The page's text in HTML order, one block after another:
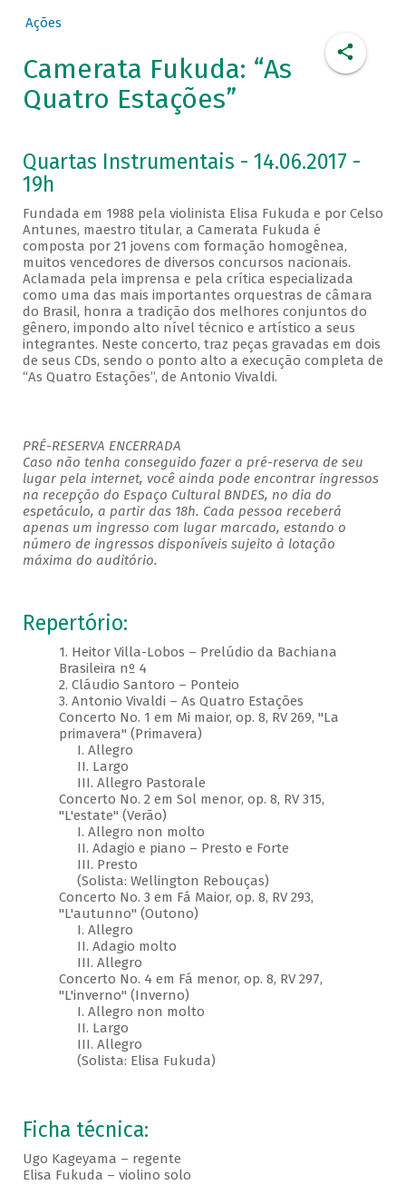
Ações
Camerata Fukuda: “As
Quatro Estações”
Quartas Instrumentais - 14.06.2017 -
19h
Fundada em 1988 pela violinista Elisa Fukuda e por Celso
Antunes, maestro titular, a Camerata Fukuda é
composta por 21 jovens com formação homogênea,
muitos vencedores de diversos concursos nacionais.
Aclamada pela imprensa e pela crítica especializada
como uma das mais importantes orquestras de câmara
do Brasil, honra a tradição dos melhores conjuntos do
gênero, impondo alto nível técnico e artístico a seus
integrantes. Neste concerto, traz peças gravadas em dois
de seus CDs, sendo o ponto alto a execução completa de
“As Quatro Estações”, de Antonio Vivaldi.
PRÉ-RESERVA ENCERRADA
Caso não tenha conseguido fazer a pré-reserva de seu
lugar pela internet, você ainda pode encontrar ingressos
na recepção do Espaço Cultural BNDES, no dia do
espetáculo, a partir das 18h. Cada pessoa receberá
apenas um ingresso com lugar marcado, estando o
número de ingressos disponíveis sujeito à lotação
máxima do auditório.
Repertório:
1. Heitor Villa-Lobos – Prelúdio da Bachiana
Brasileira nº 4
2. Cláudio Santoro – Ponteio
3. Antonio Vivaldi – As Quatro Estações
Concerto No. 1 em Mi maior, op. 8, RV 269, "La
primavera" (Primavera)
I. Allegro
II. Largo
III. Allegro Pastorale
Concerto No. 2 em Sol menor, op. 8, RV 315,
"L'estate" (Verão)
I. Allegro non molto
II. Adagio e piano – Presto e Forte
III. Presto
(Solista: Wellington Rebouças)
Concerto No. 3 em Fá Maior, op. 8, RV 293,
"L'autunno" (Outono)
I. Allegro
II. Adagio molto
III. Allegro
Concerto No. 4 em Fá menor, op. 8, RV 297,
"L'inverno" (Inverno)
I. Allegro non molto
II. Largo
III. Allegro
(Solista: Elisa Fukuda)
Ficha técnica:
Ugo Kageyama – regente
Elisa Fukuda – violino solo